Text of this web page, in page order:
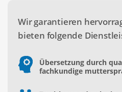
Wir garantieren
bieten folgende
Übersetzung durch
fachkundige